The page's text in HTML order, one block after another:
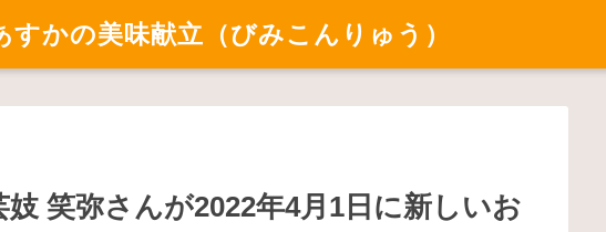
かの美味献立（びみこんりゅう）
妓 笑弥さんが2022年4月1日に新しいお